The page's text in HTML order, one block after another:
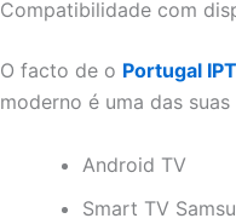
Compatibilidade com
O facto de o Portugal
moderno é uma das
Android TV
Smart TV